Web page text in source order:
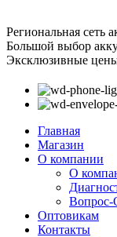
Региональная сеть
Большой выбор
Эксклюзивные
Главная
Магазин
О компании
О
Вопрос-
Оптовикам
Контакты